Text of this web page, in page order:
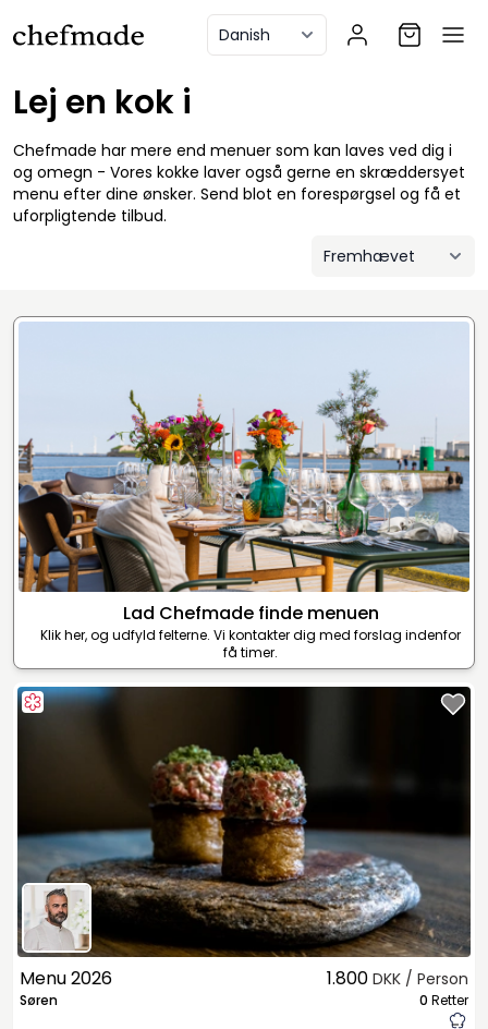
Lej en kok i
Chefmade har mere end menuer som kan laves ved dig i
og omegn - Vores kokke laver også gerne en skræddersyet
menu efter dine ønsker. Send blot en forespørgsel og få et
uforpligtende tilbud.
Lad Chefmade finde menuen
Klik her, og udfyld felterne. Vi kontakter dig med forslag indenfor
få timer.
Menu 2026
Søren
1.800 DKK / Person
0 Retter